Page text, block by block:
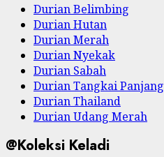
Durian Belimbing
Durian Hutan
Durian Merah
Durian Nyekak
Durian Sabah
Durian Tangkai Panjang
Durian Thailand
Durian Udang Merah
@Koleksi Keladi